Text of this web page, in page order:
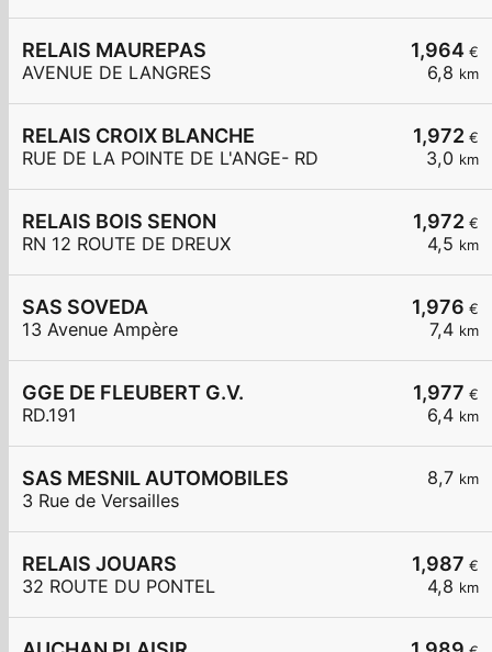
1,964 €
6,8 km
RELAIS MAUREPAS
AVENUE DE LANGRES
1,972 €
3,0 km
RELAIS CROIX BLANCHE
RUE DE LA POINTE DE L'ANGE- RD
1,972 €
4,5 km
RELAIS BOIS SENON
RN 12 ROUTE DE DREUX
1,976 €
7,4 km
SAS SOVEDA
13 Avenue Ampère
1,977 €
6,4 km
GGE DE FLEUBERT G.V.
RD.191
8,7 km
SAS MESNIL AUTOMOBILES
3 Rue de Versailles
1,987 €
4,8 km
RELAIS JOUARS
32 ROUTE DU PONTEL